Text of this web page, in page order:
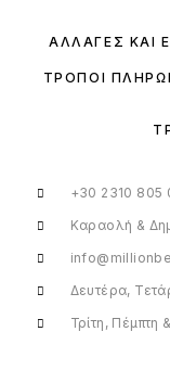
ΑΛΛΑΓΈΣ ΚΑΙ
ΤΡΌΠΟΙ
+30 2310 805
Καραολή &
Δευτέρα,
Τρίτη, Πέμπτη